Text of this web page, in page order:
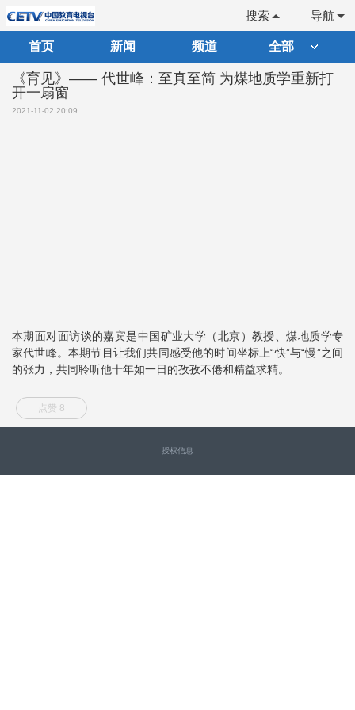
导航
搜索
首页 新闻 频道 全部
《育见》—— 代世峰：至真至简 为煤地质学重新打
开一扇窗
2021-11-02 20:09
本期面对面访谈的嘉宾是中国矿业大学（北京）教授、煤地质学专
家代世峰。本期节目让我们共同感受他的时间坐标上“快”与“慢”之间
的张力，共同聆听他十年如一日的孜孜不倦和精益求精。
点赞 8
授权信息